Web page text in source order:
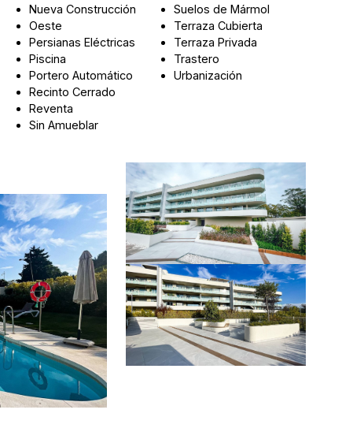
Nueva Construcción
Oeste
Persianas Eléctricas
Piscina
Portero Automático
Recinto Cerrado
Reventa
Sin Amueblar
Suelos de Mármol
Terraza Cubierta
Terraza Privada
Trastero
Urbanización